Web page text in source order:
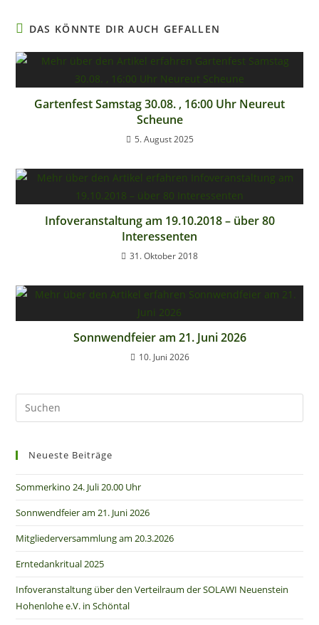
DAS KÖNNTE DIR AUCH GEFALLEN
Gartenfest Samstag 30.08. , 16:00 Uhr Neureut
Scheune
5. August 2025
Infoveranstaltung am 19.10.2018 – über 80
Interessenten
31. Oktober 2018
Sonnwendfeier am 21. Juni 2026
10. Juni 2026
Neueste Beiträge
Sommerkino 24. Juli 20.00 Uhr
Sonnwendfeier am 21. Juni 2026
Mitgliederversammlung am 20.3.2026
Erntedankritual 2025
Infoveranstaltung über den Verteilraum der SOLAWI Neuenstein
Hohenlohe e.V. in Schöntal